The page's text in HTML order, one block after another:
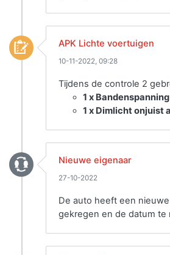
APK Lichte voertuigen
10-11-2022, 09:28
Tijdens de controle 2
1 x
1 x Dimlicht onjuist
Nieuwe eigenaar
27-10-2022
De auto heeft een
gekregen en de datum te